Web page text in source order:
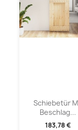
Schiebetür
Beschlag...
183,78 €